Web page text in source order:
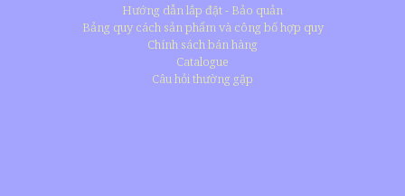
Hướng dẫn lắp đặt - Bảo quản
Bảng quy cách sản phẩm và công bố hợp quy
Chính sách bán hàng
Catalogue
Câu hỏi thường gặp